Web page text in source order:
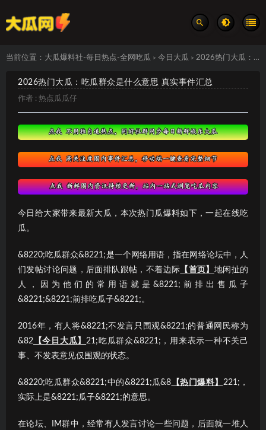
当前位置： 大瓜爆料社-每日热点-全网吃瓜 > 今日大瓜 > 2026热门大瓜：吃瓜群众是什么意思 真实事件汇总
2026热门大瓜：吃瓜群众是什么意思 真实事件汇总
作者 : 热点瓜瓜仔
今日给大家带来最新大瓜，本次热门瓜爆料如下，一起在线吃
瓜。
&8220;吃瓜群众&8221;是一个网络用语，指在网络论坛中，人
们发帖讨论问题，后面排队跟帖，不着边际 【首页】 地闲扯的
人，因为他们的常用语就是&8221;前排出售瓜子
&8221;&8221;前排吃瓜子&8221;。
2016年，有人将&8221;不发言只围观&8221;的普通网民称为
&82 【今日大瓜】 21;吃瓜群众&8221;，用来表示一种不关己
事、不发表意见仅围观的状态。
&8220;吃瓜群众&8221;中的&8221;瓜&8 【热门爆料】
221;，
实际上是&8221;瓜子&8221;的意思。
在论坛、IM群中，经常有人发言讨论一些问题，后面就一堆人